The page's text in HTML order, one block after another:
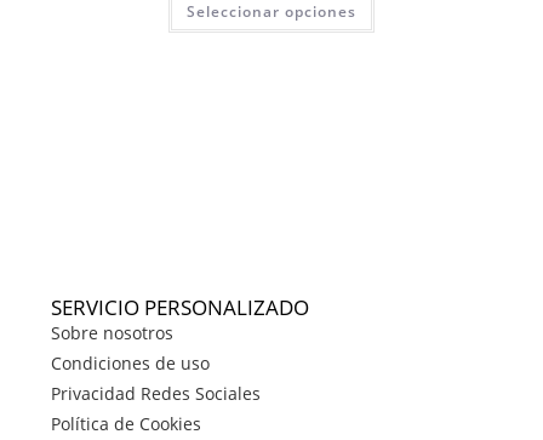
Seleccionar opciones
SERVICIO PERSONALIZADO
Sobre nosotros
Condiciones de uso
Privacidad Redes Sociales
Política de Cookies